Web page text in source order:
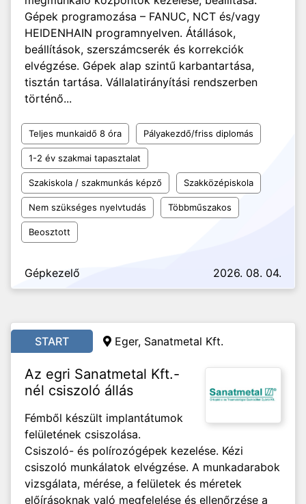
Gépek programozása – FANUC, NCT és/vagy
HEIDENHAIN programnyelven. Átállások,
beállítások, szerszámcserék és korrekciók
elvégzése. Gépek alap szintű karbantartása,
tisztán tartása. Vállalatirányítási rendszerben
történő...
Teljes munkaidő 8 óra Pályakezdő/friss diplomás
1-2 év szakmai tapasztalat
Szakiskola / szakmunkás képző Szakközépiskola
Nem szükséges nyelvtudás Többműszakos
Beosztott
Gépkezelő 2026. 08. 04.
START Eger, Sanatmetal Kft.
Az egri Sanatmetal Kft.-
nél csiszoló állás
Fémből készült implantátumok
felületének csiszolása.
Csiszoló- és polírozógépek kezelése. Kézi
csiszoló munkálatok elvégzése. A munkadarabok
vizsgálata, mérése, a felületek és méretek
előírásoknak való megfelelése és ellenőrzése a